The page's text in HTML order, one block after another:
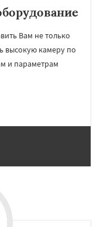
Вам не только
высокую камеру по
и параметрам